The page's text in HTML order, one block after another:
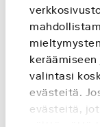
valintasi
evästeitä.
evästeitä,
(9): Volyymi: 1
(10): Volyymi:
(11): Volyymi:
(12): Volyymi: